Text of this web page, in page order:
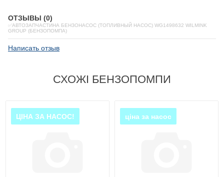
ОТЗЫВЫ (0)
✅АВТОЗАПЧАСТИНА БЕНЗОНАСОС (ТОПЛИВНЫЙ НАСОС) WG1498632 WILMINK
GROUP (БЕНЗОПОМПА)
Написать отзыв
СХОЖІ БЕНЗОПОМПИ
ЦІНА ЗА НАСОС! ціна за насос